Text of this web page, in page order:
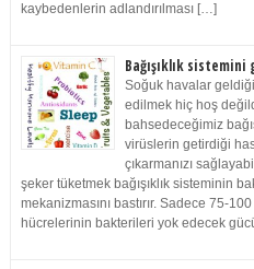
kaybedenlerin adlandırılması […]
Bağışıklık
Soğuk havalar
edilmek hiç hoş
bahsedeceğimiz
virüslerin getirdiği
çıkarmanızı
şeker tüketmek bağışıklık sisteminin
mekanizmasını bastırır. Sadece 75-
hücrelerinin bakterileri yok edecek